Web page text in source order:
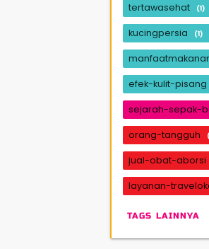
tertawasehat (1)
kucingpersia (1)
efek-kulit-pisang
sejarah-sepak-
orang-tangguh
jual-obat-aborsi
layanan-
TAGS LAINNYA